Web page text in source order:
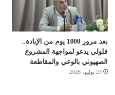
بعد مرور 1000 يوم من الإبادة..
فلولي يدعو لمواجهة المشروع
الصهيوني بالوعي والمقاطعة
23 يوليو، 2026